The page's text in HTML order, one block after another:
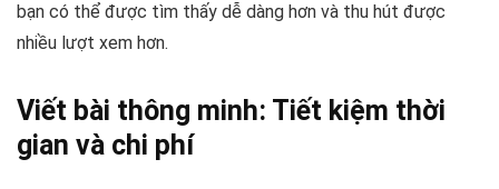
bạn có thể được tìm thấy dễ dàng hơn và thu hút được
nhiều lượt xem hơn.
Viết bài thông minh: Tiết kiệm thời
gian và chi phí